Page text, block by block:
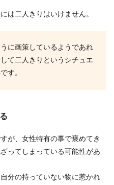
は二人きりはいけません。
に画策しているようであれ
て二人きりというシチュエ
す。
が、女性特有の事で褒めてき
ってしまっている可能性があ
分の持っていない物に惹かれ